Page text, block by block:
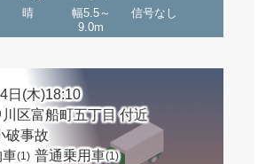
晴
幅5.5～
9.0m
信号なし
日(木)18:10
区富船町五丁目 付近
破事故
(1) 普通乗用車(1)